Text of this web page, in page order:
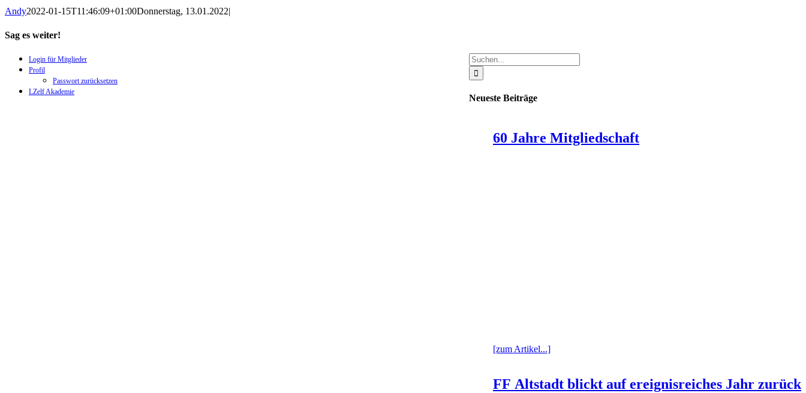
Andy2022-01-15T11:46:09+01:00Donnerstag, 13.01.2022|
Sag es weiter!
Facebook
WhatsApp
Pinterest
Mail
Suche
nach:
Neueste Beiträge
60 Jahre Mitgliedschaft
[zum Artikel...]
FF Altstadt blickt auf ereignisreiches Jahr zurück
Login für Mitglieder
Profil
Passwort zurücksetzen
LZelf Akademie